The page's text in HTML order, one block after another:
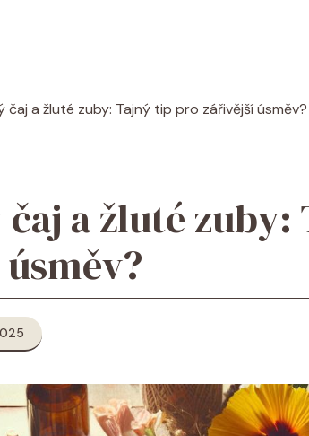
čaj a žluté zuby: Tajný tip pro zářivější úsměv?
a žluté zuby: